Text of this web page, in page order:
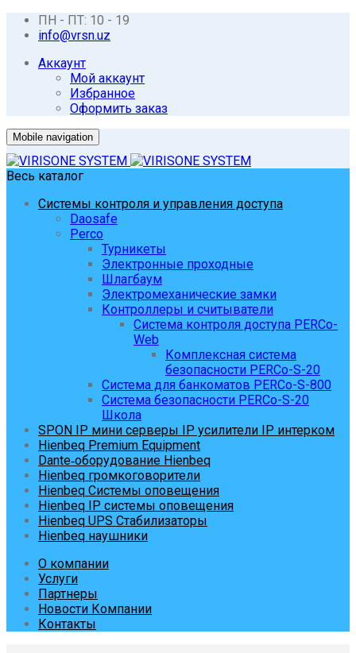
ПН - ПТ: 10 - 19
info@vrsn.uz
Аккаунт
Мой аккаунт
Избранное
Оформить заказ
Mobile navigation
Весь каталог
Системы контроля и управления доступа
Daosafe
Perco
Турникеты
Электронные проходные
Шлагбаум
Электромеханические замки
Контроллеры и считыватели
Система контроля доступа PERCo-
Web
Комплексная система
безопасности PERCo-S-20
Система для банкоматов PERCo-S-800
Система безопасности PERCo-S-20
Школа
SPON IP мини серверы IP усилители IP интерком
Hienbeq Premium Equipment
Dante‑оборудование Hienbeq
Hienbeq громкоговорители
Hienbeq Системы оповещения
Hienbeq IP системы оповещения
Hienbeq UPS Стабилизаторы
Hienbeq наушники
О компании
Услуги
Партнеры
Новости Компании
Контакты